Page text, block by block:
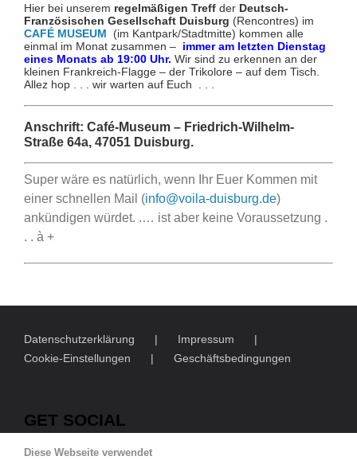
Hier bei unserem regelmäßigen Treffder Deutsch-
Französischen Gesellschaft Duisburg (Rencontres) im
CAFÉ MUSEUM
(im Kantpark/Stadtmitte) kommen alle
einmal im Monat zusammen – immer am letzten Dienstag
eines Monats ab 19:00 Uhr. Wir sind zu erkennen an der
kleinen Frankreich-Flagge – der Trikolore – auf dem Tisch.
Allez hop . . . wir warten auf Euch . . .
Anschrift: Café-Museum – Friedrich-Wilhelm-
Straße 64a, 47051 Duisburg.
Super wäre es natürlich, wenn Ihr Euer Kommen mit
einer schnellen Mail (info@voila-duisburg.de)
ankündigen würdet. .… ist aber keine Voraussetzung .
. . à +
Datenschutzerklärung
Impressum
Cookie-Einstellungen
Geschäftsbedingungen
GET SOCIAL
Diese Webseite verwendet